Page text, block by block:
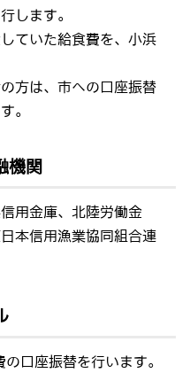
します。
ていた給食費を、小浜
方は、市への口座振替
。
機関
用金庫、北陸労働金
本信用漁業協同組合連
口座振替を行います。